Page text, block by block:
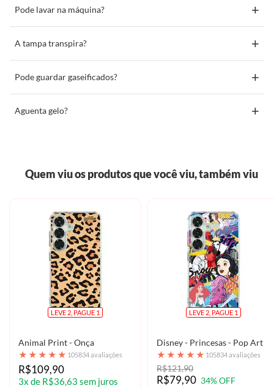
Pode lavar na máquina? +
A tampa transpira? +
Pode guardar gaseificados? +
Aguenta gelo? +
Quem viu os produtos que você viu, também viu
LEVE 2, PAGUE 1
Animal Print - Onça
★ ★ ★ ★ ★ 105834 avaliações
R$109,90
3x de R$36,63 sem juros
LEVE 2, PAGUE 1
Disney - Princesas - Pop Art
★ ★ ★ ★ ★ 105834 avaliações
R$121,90
R$79,90 34% OFF